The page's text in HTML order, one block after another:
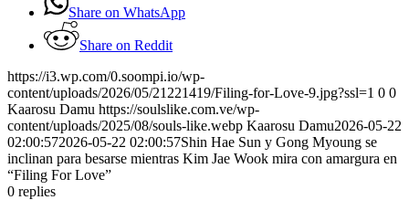
Share on WhatsApp
Share on Reddit
https://i3.wp.com/0.soompi.io/wp-
content/uploads/2026/05/21221419/Filing-for-Love-9.jpg?ssl=1 0 0
Kaarosu Damu https://soulslike.com.ve/wp-
content/uploads/2025/08/souls-like.webp Kaarosu Damu2026-05-22
02:00:572026-05-22 02:00:57Shin Hae Sun y Gong Myoung se
inclinan para besarse mientras Kim Jae Wook mira con amargura en
“Filing For Love”
0 replies